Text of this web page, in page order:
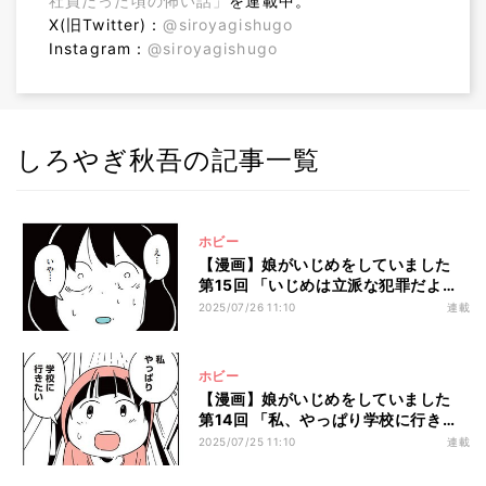
X(旧Twitter)：@siroyagishugo
Instagram：@siroyagishugo
しろやぎ秋吾の記事一覧
ホビー
【漫画】娘がいじめをしていました
第15回 「いじめは立派な犯罪だよ」
そうだよ、謝って済む話じゃないない
2025/07/26 11:10 連載
ホビー
【漫画】娘がいじめをしていました
第14回 「私、やっぱり学校に行きた
い」不登校になった娘、私が思うより
2025/07/25 11:10 連載